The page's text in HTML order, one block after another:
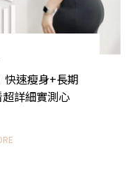
快速瘦身+長期
詳細實測心